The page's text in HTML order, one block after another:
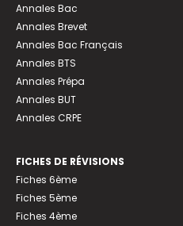
Annales Bac
Annales Brevet
Annales Bac Français
Annales BTS
Annales Prépa
Annales BUT
Annales CRPE
FICHES DE RÉVISIONS
Fiches 6ème
Fiches 5ème
Fiches 4ème